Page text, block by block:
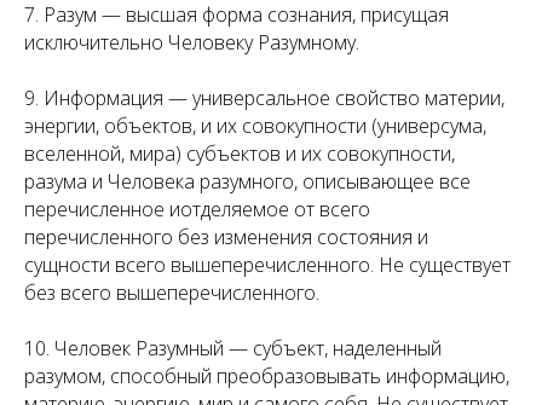
7. Разум — высшая форма сознания, присущая
исключительно Человеку Разумному.
9. Информация — универсальное свойство материи,
энергии, объектов, и их совокупности (универсума,
вселенной, мира) субъектов и их совокупности,
разума и Человека разумного, описывающее все
перечисленное иотделяемое от всего
перечисленного без изменения состояния и
сущности всего вышеперечисленного. Не существует
без всего вышеперечисленного.
10. Человек Разумный — субъект, наделенный
разумом, способный преобразовывать информацию,